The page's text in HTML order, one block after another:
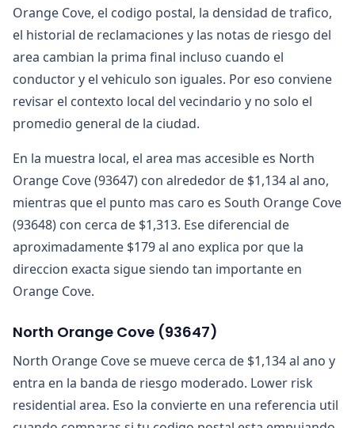
Orange Cove, el codigo postal, la densidad de trafico,
el historial de reclamaciones y las notas de riesgo del
area cambian la prima final incluso cuando el
conductor y el vehiculo son iguales. Por eso conviene
revisar el contexto local del vecindario y no solo el
promedio general de la ciudad.
En la muestra local, el area mas accesible es North
Orange Cove (93647) con alrededor de $1,134 al ano,
mientras que el punto mas caro es South Orange Cove
(93648) con cerca de $1,313. Ese diferencial de
aproximadamente $179 al ano explica por que la
direccion exacta sigue siendo tan importante en
Orange Cove.
North Orange Cove (93647)
North Orange Cove se mueve cerca de $1,134 al ano y
entra en la banda de riesgo moderado. Lower risk
residential area. Eso la convierte en una referencia util